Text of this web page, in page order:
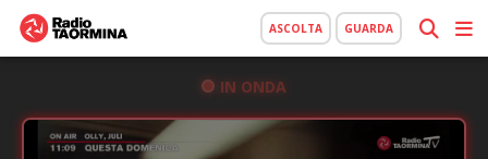
ASCOLTA GUARDA
IN ONDA